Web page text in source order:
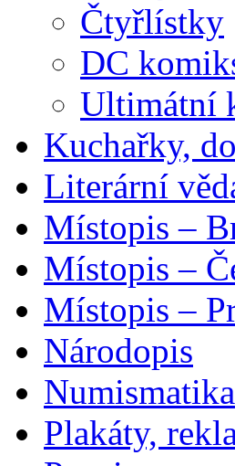
Čtyřlístky
DC
Ultimátní
Kuchařky,
Literární
Místopis –
Místopis –
Místopis –
Národopis
Numismatika
Plakáty,